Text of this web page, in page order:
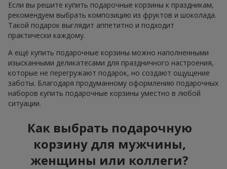
Если вы решите купить подарочные корзины к праздникам,
рекомендуем выбрать композицию из фруктов и шоколада.
Такой подарок выглядит аппетитно и подходит
практически каждому.
А ещё купить подарочные корзины можно наполненными
изысканными деликатесами для праздничного настроения,
которые не перегружают подарок, но создают ощущение
заботы. Благодаря продуманному оформлению подарочных
наборов купить подарочные корзины уместно в любой
ситуации.
Как выбрать подарочную
корзину для мужчины,
женщины или коллеги?